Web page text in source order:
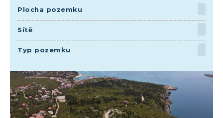
Plocha pozemku
Sítě
Typ pozemku